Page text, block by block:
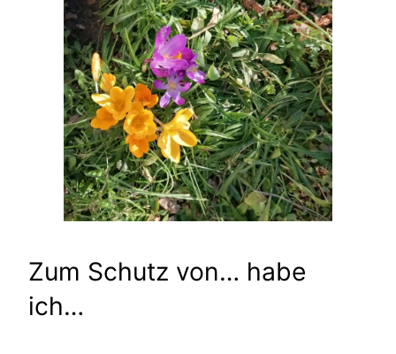
Zum Schutz von… habe
ich…